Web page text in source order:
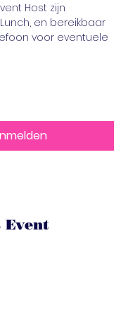
Host zijn
en bereikbaar
voor eventuele
Event